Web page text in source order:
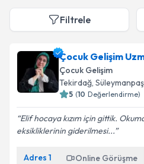
Filtrele
Çocuk Gelişim
Çocuk Gelişim
Tekirdağ,
5 (10 Değerlendirme)
Elif hocaya kızım için gittik.
eksikliklerinin giderilmesi...
Adres 1 Online Görüşme